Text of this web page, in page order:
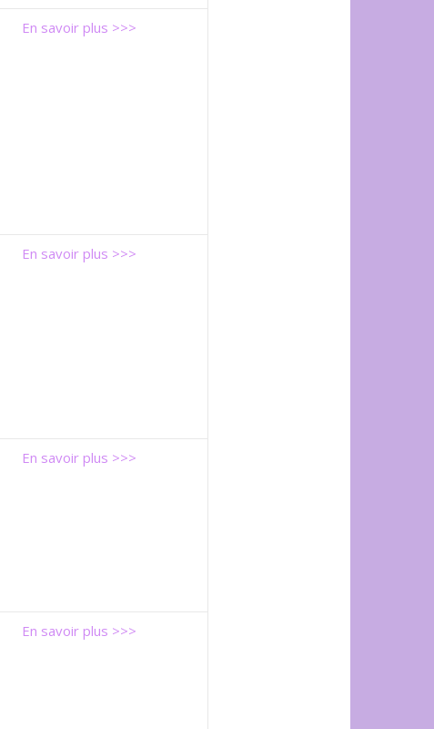
En savoir plus >>>
En savoir plus >>>
En savoir plus >>>
En savoir plus >>>